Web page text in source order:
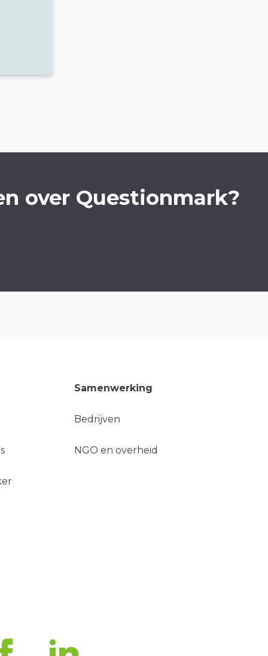
over Questionmark?
Samenwerking
Bedrijven
NGO en overheid